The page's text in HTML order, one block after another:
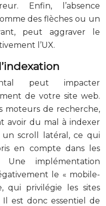
Enfin, l’absence
des flèches ou un
peut aggraver le
l’UX.
peut impacter
de votre site web.
moteurs de recherche,
avoir du mal à indexer
scroll latéral, ce qui
en compte dans les
implémentation
le « mobile-
qui privilégie les sites
Il est donc essentiel de